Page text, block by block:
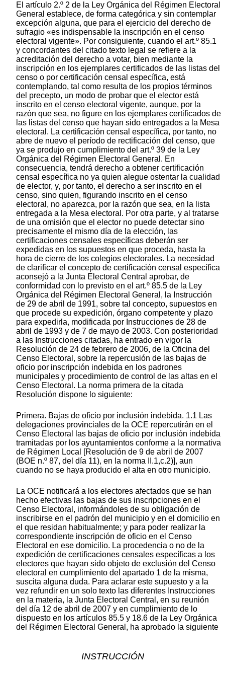
El artículo 2.º 2 de la Ley Orgánica del Régimen Electoral
General establece, de forma categórica y sin contemplar
excepción alguna, que para el ejercicio del derecho de
sufragio «es indispensable la inscripción en el censo
electoral vigente». Por consiguiente, cuando el art.º 85.1
y concordantes del citado texto legal se refiere a la
acreditación del derecho a votar, bien mediante la
inscripción en los ejemplares certificados de las listas del
censo o por certificación censal específica, está
contemplando, tal como resulta de los propios términos
del precepto, un modo de probar que el elector está
inscrito en el censo electoral vigente, aunque, por la
razón que sea, no figure en los ejemplares certificados de
las listas del censo que hayan sido entregados a la Mesa
electoral. La certificación censal específica, por tanto, no
abre de nuevo el período de rectificación del censo, que
ya se produjo en cumplimiento del art.º 39 de la Ley
Orgánica del Régimen Electoral General. En
consecuencia, tendrá derecho a obtener certificación
censal específica no ya quien alegue ostentar la cualidad
de elector, y, por tanto, el derecho a ser inscrito en el
censo, sino quien, figurando inscrito en el censo
electoral, no aparezca, por la razón que sea, en la lista
entregada a la Mesa electoral. Por otra parte, y al tratarse
de una omisión que el elector no puede detectar sino
precisamente el mismo día de la elección, las
certificaciones censales específicas deberán ser
expedidas en los supuestos en que proceda, hasta la
hora de cierre de los colegios electorales. La necesidad
de clarificar el concepto de certificación censal específica
aconsejó a la Junta Electoral Central aprobar, de
conformidad con lo previsto en el art.º 85.5 de la Ley
Orgánica del Régimen Electoral General, la Instrucción
de 29 de abril de 1991, sobre tal concepto, supuestos en
que procede su expedición, órgano competente y plazo
para expedirla, modificada por Instrucciones de 28 de
abril de 1993 y de 7 de mayo de 2003. Con posterioridad
a las Instrucciones citadas, ha entrado en vigor la
Resolución de 24 de febrero de 2006, de la Oficina del
Censo Electoral, sobre la repercusión de las bajas de
oficio por inscripción indebida en los padrones
municipales y procedimiento de control de las altas en el
Censo Electoral. La norma primera de la citada
Resolución dispone lo siguiente:
Primera. Bajas de oficio por inclusión indebida. 1.1 Las
delegaciones provinciales de la OCE repercutirán en el
Censo Electoral las bajas de oficio por inclusión indebida
tramitadas por los ayuntamientos conforme a la normativa
de Régimen Local [Resolución de 9 de abril de 2007
(BOE n.º 87, del día 11), en la norma II.1,c.2)], aun
cuando no se haya producido el alta en otro municipio.
La OCE notificará a los electores afectados que se han
hecho efectivas las bajas de sus inscripciones en el
Censo Electoral, informándoles de su obligación de
inscribirse en el padrón del municipio y en el domicilio en
el que residan habitualmente; y para poder realizar la
correspondiente inscripción de oficio en el Censo
Electoral en ese domicilio. La procedencia o no de la
expedición de certificaciones censales específicas a los
electores que hayan sido objeto de exclusión del Censo
electoral en cumplimiento del apartado 1 de la misma,
suscita alguna duda. Para aclarar este supuesto y a la
vez refundir en un solo texto las diferentes Instrucciones
en la materia, la Junta Electoral Central, en su reunión
del día 12 de abril de 2007 y en cumplimiento de lo
dispuesto en los artículos 85.5 y 18.6 de la Ley Orgánica
del Régimen Electoral General, ha aprobado la siguiente
INSTRUCCIÓN